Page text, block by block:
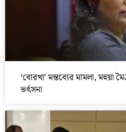
‘বোরখা’ মন্তব্যের মামলা, মহুয়া
ভর্ৎসনা